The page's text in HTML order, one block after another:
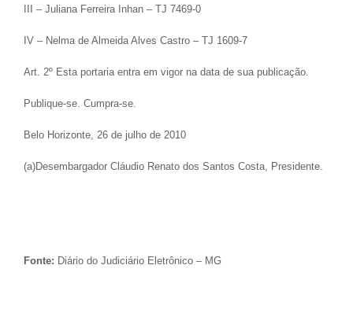
III – Juliana Ferreira Inhan – TJ 7469-0
IV – Nelma de Almeida Alves Castro – TJ 1609-7
Art. 2º Esta portaria entra em vigor na data de sua publicação.
Publique-se. Cumpra-se.
Belo Horizonte, 26 de julho de 2010
(a)Desembargador Cláudio Renato dos Santos Costa, Presidente.
Fonte: Diário do Judiciário Eletrônico – MG